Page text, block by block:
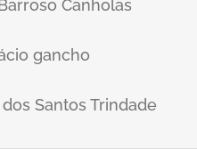
Canholas
gancho
Santos Trindade